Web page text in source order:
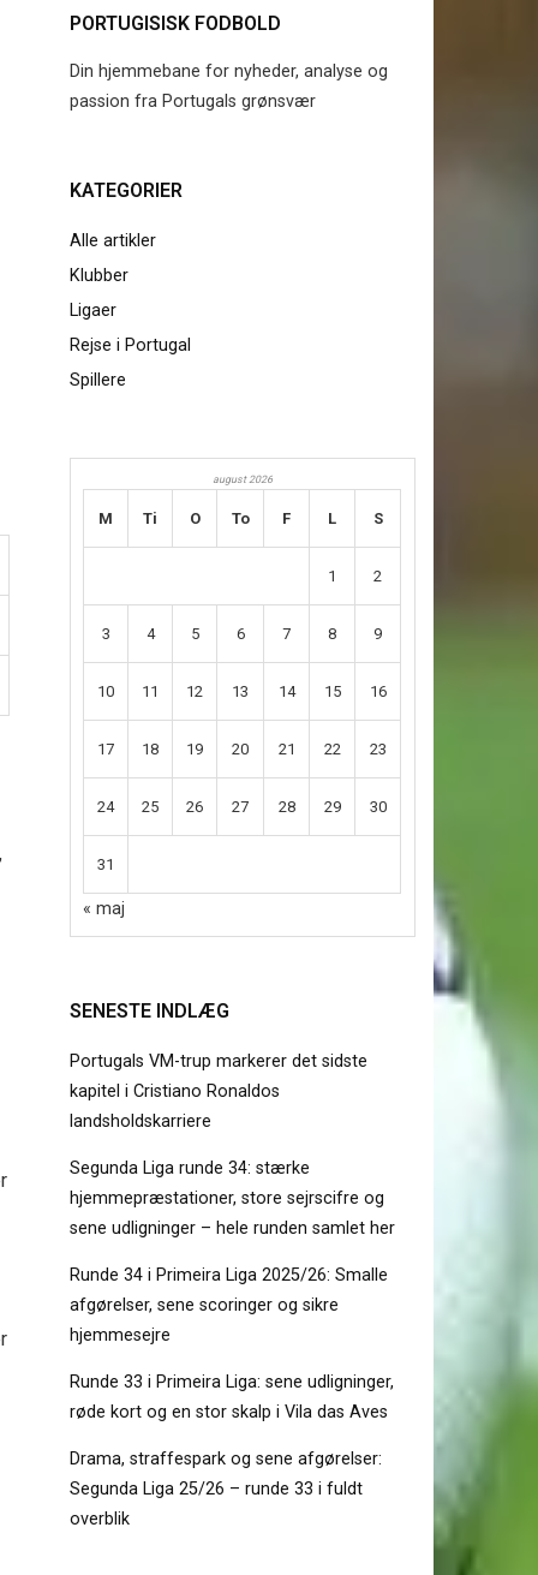
PORTUGISISK FODBOLD
Din hjemmebane for nyheder, analyse og
passion fra Portugals grønsvær
KATEGORIER
Alle artikler
Klubber
Ligaer
Rejse i Portugal
Spillere
august 2026
M Ti O To F L S
1 2
3 4 5 6 7 8 9
10 11 12 13 14 15 16
17 18 19 20 21 22 23
24 25 26 27 28 29 30
31
« maj
SENESTE INDLÆG
Portugals VM-trup markerer det sidste
kapitel i Cristiano Ronaldos
landsholdskarriere
Segunda Liga runde 34: stærke
hjemmepræstationer, store sejrscifre og
sene udligninger – hele runden samlet her
Runde 34 i Primeira Liga 2025/26: Smalle
afgørelser, sene scoringer og sikre
hjemmesejre
Runde 33 i Primeira Liga: sene udligninger,
røde kort og en stor skalp i Vila das Aves
Drama, straffespark og sene afgørelser:
Segunda Liga 25/26 – runde 33 i fuldt
overblik